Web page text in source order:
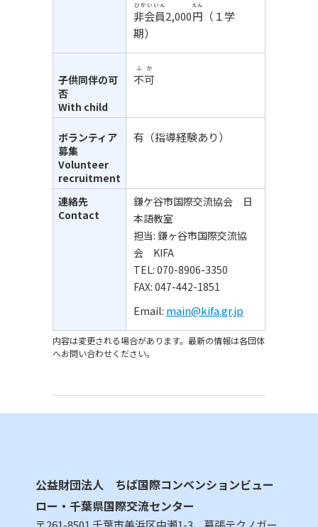
非会員
ひかいいん
2,000円
えん
（１学
期）
子供同伴の可
否
With child
不可
ふか
ボランティア
募集
Volunteer
recruitment
有（指導経験あり）
連絡先
Contact
鎌ケ谷市国際交流協会 日
本語教室
担当: 鎌ヶ谷市国際交流協
会 KIFA
TEL: 070-8906-3350
FAX: 047-442-1851
Email: main@kifa.gr.jp
内容は変更される場合があります。最新の情報は各団体
へお問い合わせください。
公益財団法人 ちば国際コンベンションビュー
ロー・千葉県国際交流センター